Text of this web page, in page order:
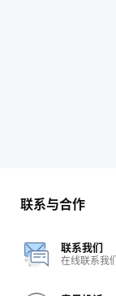
联系与合作
联系我们
在线联系我们